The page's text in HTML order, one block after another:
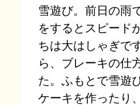
雪遊び。前日の雨
をするとスピード
ちは大はしゃぎで
ら、ブレーキの仕
た。ふもとで雪遊
ケーキを作ったり